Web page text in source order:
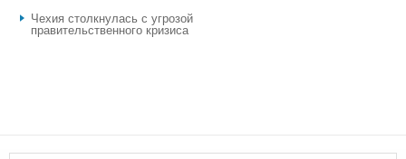
Чехия столкнулась с угрозой
правительственного кризиса